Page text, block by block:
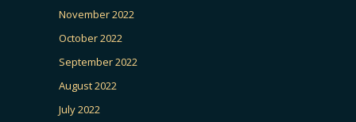
November 2022
October 2022
September 2022
August 2022
July 2022